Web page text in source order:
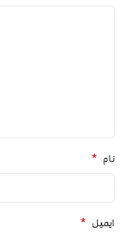
نام *
ایمیل *